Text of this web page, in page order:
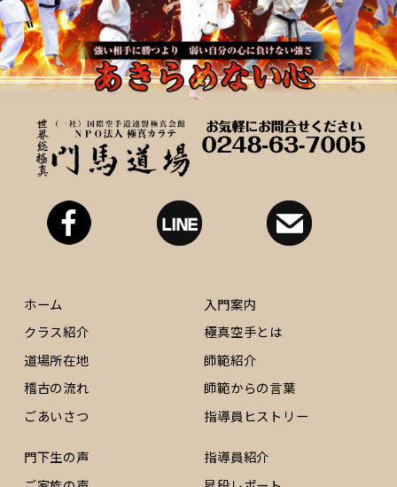
ホーム
クラス紹介
道場所在地
稽古の流れ
ごあいさつ
入門案内
極真空手とは
師範紹介
師範からの言葉
指導員ヒストリー
門下生の声
指導員紹介